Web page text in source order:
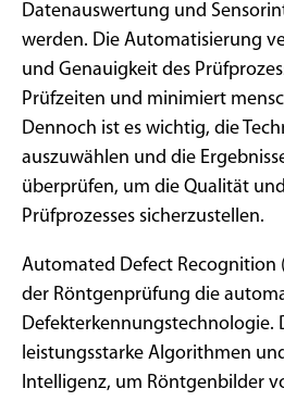
Datenauswertung und
werden. Die Automatisierung
und Genauigkeit des
Prüfzeiten und minimiert
Dennoch ist es wichtig, die
auszuwählen und die
überprüfen, um die Qualität
Prüfprozesses sicherzustellen.
Automated Defect Recognition
der Röntgenprüfung die
Defekterkennungstechnologie.
leistungsstarke Algorithmen
Intelligenz, um Röntgenbilder